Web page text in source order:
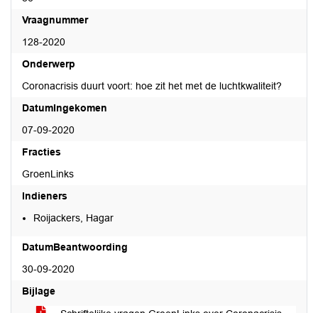
Vraagnummer
128-2020
Onderwerp
Coronacrisis duurt voort: hoe zit het met de luchtkwaliteit?
DatumIngekomen
07-09-2020
Fracties
GroenLinks
Indieners
Roijackers, Hagar
DatumBeantwoording
30-09-2020
Bijlage